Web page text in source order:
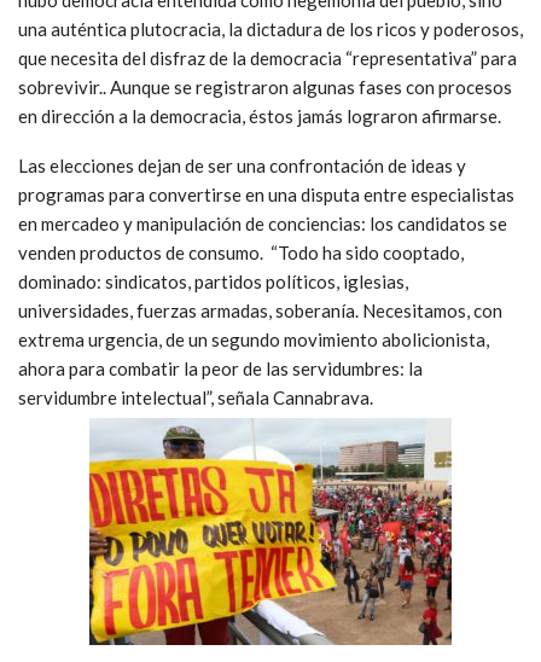
una auténtica plutocracia, la dictadura de los ricos y poderosos,
que necesita del disfraz de la democracia “representativa” para
sobrevivir.. Aunque se registraron algunas fases con procesos
en dirección a la democracia, éstos jamás lograron afirmarse.
Las elecciones dejan de ser una confrontación de ideas y
programas para convertirse en una disputa entre especialistas
en mercadeo y manipulación de conciencias: los candidatos se
venden productos de consumo. “Todo ha sido cooptado,
dominado: sindicatos, partidos políticos, iglesias,
universidades, fuerzas armadas, soberanía. Necesitamos, con
extrema urgencia, de un segundo movimiento abolicionista,
ahora para combatir la peor de las servidumbres: la
servidumbre intelectual”, señala Cannabrava.